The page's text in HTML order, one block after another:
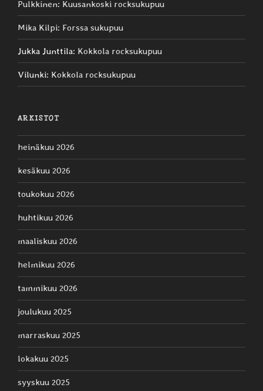
Pulkkinen: Kuusankoski rocksukupuu
Mika Kilpi: Forssa sukupuu
Jukka Junttila: Kokkola rocksukupuu
Vilunki: Kokkola rocksukupuu
ARKISTOT
heinäkuu 2026
kesäkuu 2026
toukokuu 2026
huhtikuu 2026
maaliskuu 2026
helmikuu 2026
tammikuu 2026
joulukuu 2025
marraskuu 2025
lokakuu 2025
syyskuu 2025